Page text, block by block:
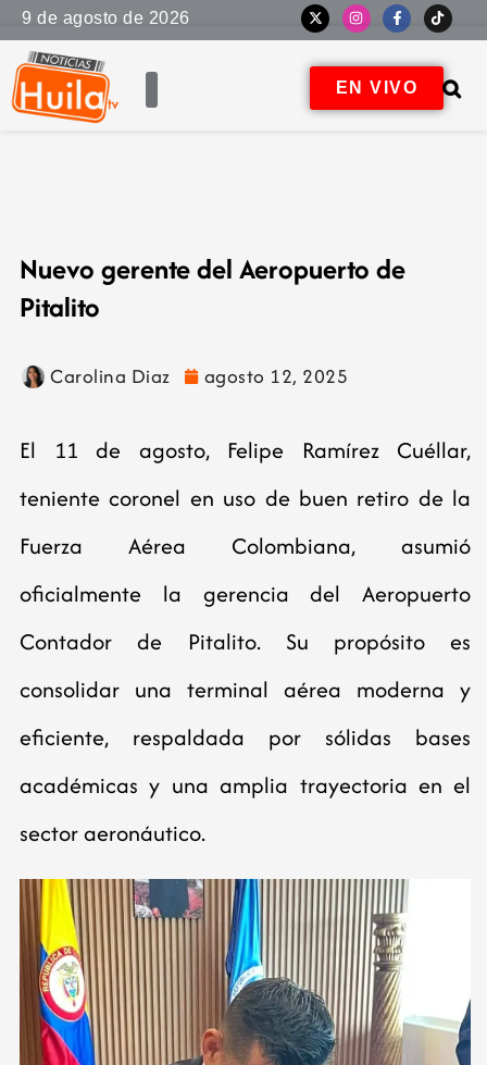
9 de agosto de 2026
EN VIVO
Nuevo gerente del Aeropuerto de
Pitalito
Carolina Diaz agosto 12, 2025
El 11 de agosto, Felipe Ramírez Cuéllar,
teniente coronel en uso de buen retiro de la
Fuerza Aérea Colombiana, asumió
oficialmente la gerencia del Aeropuerto
Contador de Pitalito. Su propósito es
consolidar una terminal aérea moderna y
eficiente, respaldada por sólidas bases
académicas y una amplia trayectoria en el
sector aeronáutico.